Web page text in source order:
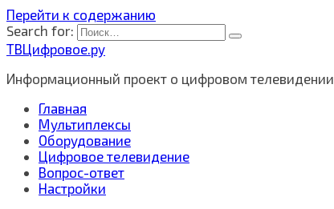
Перейти к содержанию
Search for:
ТВЦифровое.ру
Информационный проект о цифровом телевидении
Главная
Мультиплексы
Оборудование
Цифровое телевидение
Вопрос-ответ
Настройки